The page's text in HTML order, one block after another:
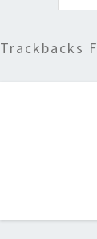
Trackbacks